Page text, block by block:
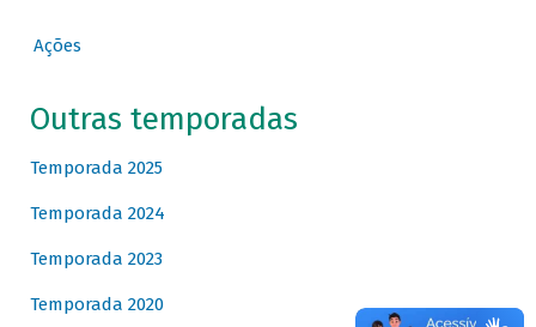
Ações
Outras temporadas
Temporada 2025
Temporada 2024
Temporada 2023
Temporada 2020